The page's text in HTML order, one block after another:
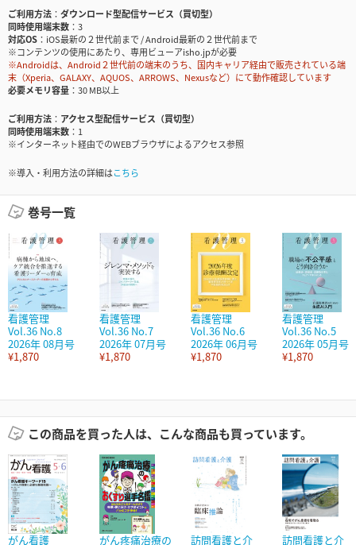
ご利用方法
ダウンロード型配信サービス（買切型）
同時使用端末数
3
対応OS
iOS最新の２世代前まで / Android最新の２世代前まで
※コンテンツの使用にあたり、専用ビューアisho.jpが必要
※Androidは、Android２世代前の端末のうち、国内キャリア経由で販売されている端
末（Xperia、GALAXY、AQUOS、ARROWS、Nexusなど）にて動作確認しています
必要メモリ容量
30 MB以上
ご利用方法
アクセス型配信サービス（買切型）
同時使用端末数
1
※インターネット経由でのWEBブラウザによるアクセス参照
※導入・利用方法の詳細はこちら
巻号一覧
看護管理
Vol.36 No.8
2026年 08月号
¥1,870
看護管理
Vol.36 No.7
2026年 07月号
¥1,870
看護管理
Vol.36 No.6
2026年 06月号
¥1,870
看護管理
Vol.36 No.5
2026年 05月号
¥1,870
この商品を買った人は、こんな商品も買っています。
がん看護
がん疼痛治療の
訪問看護と介
訪問看護と介